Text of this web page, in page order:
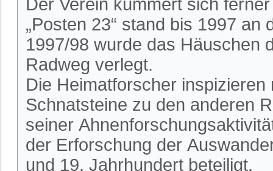
Der Verein kümmert sich
„Posten 23“ stand bis 1997
1997/98 wurde das Häuschen
Radweg verlegt.
Die Heimatforscher
Schnatsteine zu den anderen
seiner
der Erforschung der
und 19. Jahrhundert beteiligt.